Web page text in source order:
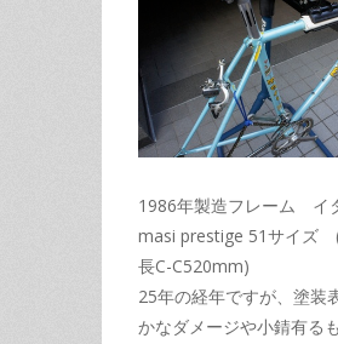
1986年製造フレーム イ
masi prestige 51サイズ
長C-C520mm)
25年の経年ですが、塗装
かなダメージや小錆有る